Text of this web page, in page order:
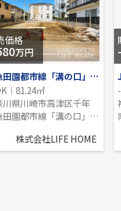
-｜4LDK｜135.14㎡｜南
販売価格を見る
価格
万円
東急田園都市線「溝の口」新築戸建
｜81.24㎡
川県川崎市高津区千年
東急田園都市線「溝の口」駅 バス18分 「能満寺」 停歩3分
株式会社LIFE HOME
-